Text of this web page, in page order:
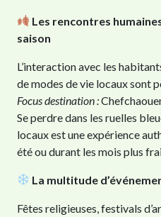
Les rencontres
saison
L’interaction avec les
de modes de vie locaux sont
Focus destination :
Se perdre dans les ruelles
locaux est une expérience
été ou durant les mois plus
La multitude
Fêtes religieuses, festivals